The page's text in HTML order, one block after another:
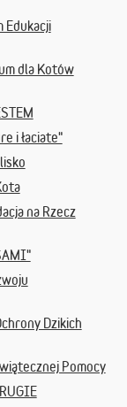
Edukacji
dla Kotów
i łaciate"
na Rzecz
Dzikich
Pomocy